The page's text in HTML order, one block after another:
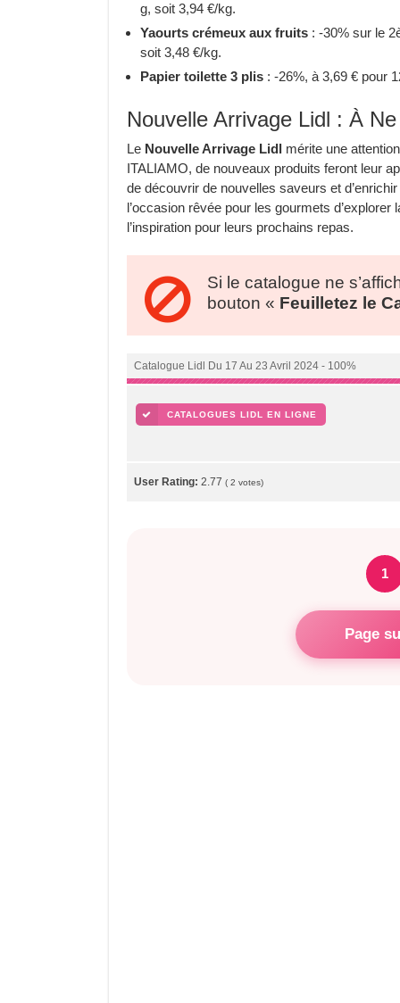
g, soit 3,94 €/kg.
Yaourts crémeux aux fruits : -30% sur le
soit 3,48 €/kg.
Papier toilette 3 plis : -26%, à 3,69 € pour
Nouvelle Arrivage Lidl : À
Le Nouvelle Arrivage Lidl mérite une
ITALIAMO, de nouveaux produits feront leur
de découvrir de nouvelles saveurs et
l’occasion rêvée pour les gourmets
l’inspiration pour leurs prochains repas.
Si le catalogue ne
bouton « Feuilletez le
Catalogue Lidl Du 17 Au 23 Avril 2024 - 100%
CATALOGUES LIDL EN LIGNE
User Rating: 2.77 ( 2 votes)
1
Page